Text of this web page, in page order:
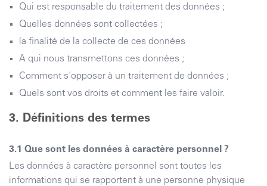
Qui est responsable du traitement des données ;
Quelles données sont collectées ;
la finalité de la collecte de ces données
A qui nous transmettons ces données ;
Comment s'opposer à un traitement de données ;
Quels sont vos droits et comment les faire valoir.
Définitions des termes
Que sont les données à caractère personnel ?
Les données à caractère personnel sont toutes les
informations qui se rapportent à une personne physique